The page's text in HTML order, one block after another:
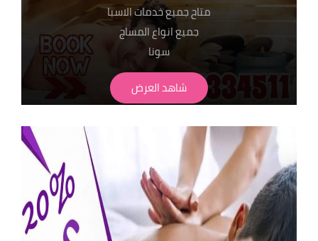
متاح جميع خدمات الاسبا
جميع انواع المساج
سونا
حمام مغربي بجميع انواعة
لابد من حجز مسبق
الاسعار تبدا من 350 ج
" تطبق الشروط و الاحكام" للحجز والاستفسار
بفروع مساج سنتر ايجيبت : 01068302600
01211115701
01099773147
01116550039
01050846816
شاهد العرض